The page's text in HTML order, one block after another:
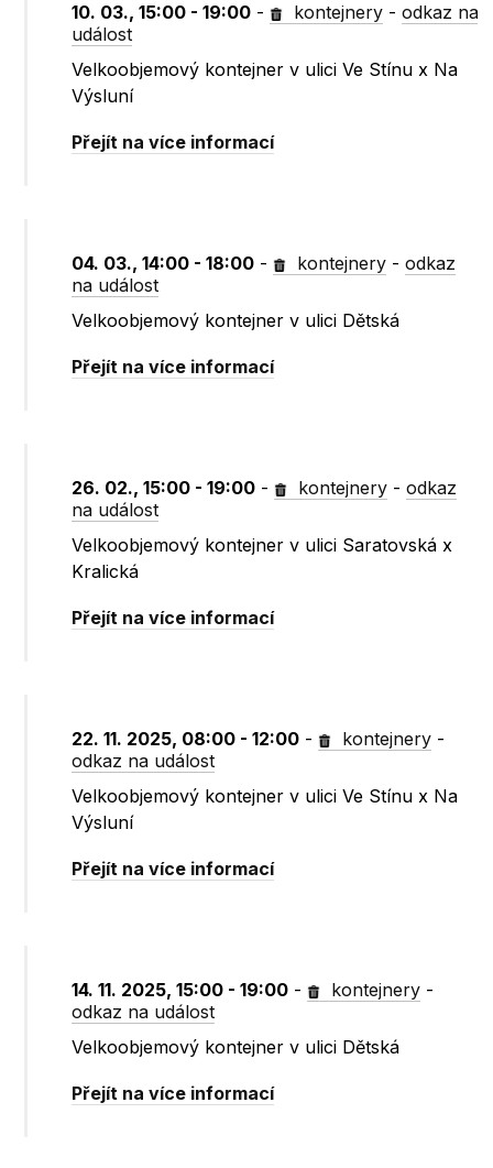
10. 03., 15:00 - 19:00 - kontejnery -odkaz na
událost
Velkoobjemový kontejner v ulici Ve Stínu x Na
Výsluní
Přejít na více informací
04. 03., 14:00 - 18:00 - kontejnery -odkaz
na událost
Velkoobjemový kontejner v ulici Dětská
Přejít na více informací
26. 02., 15:00 - 19:00 - kontejnery -odkaz
na událost
Velkoobjemový kontejner v ulici Saratovská x
Kralická
Přejít na více informací
22. 11. 2025, 08:00 - 12:00 - kontejnery -
odkaz na událost
Velkoobjemový kontejner v ulici Ve Stínu x Na
Výsluní
Přejít na více informací
14. 11. 2025, 15:00 - 19:00 - kontejnery -
odkaz na událost
Velkoobjemový kontejner v ulici Dětská
Přejít na více informací